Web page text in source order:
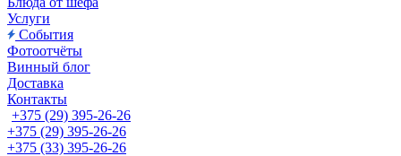
Услуги
События
Фотоотчёты
Винный блог
Доставка
Контакты
+375 (29) 395-26-26
+375 (29) 395-26-26
+375 (33) 395-26-26